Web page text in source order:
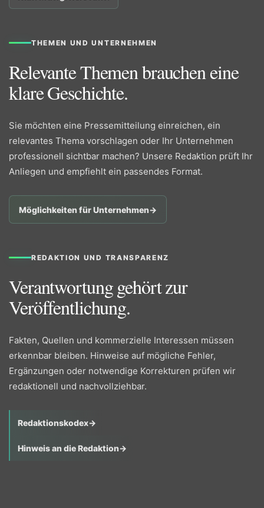
THEMEN UND UNTERNEHMEN
Relevante Themen brauchen eine
klare Geschichte.
Sie möchten eine Pressemitteilung einreichen, ein
relevantes Thema vorschlagen oder Ihr Unternehmen
professionell sichtbar machen? Unsere Redaktion prüft Ihr
Anliegen und empfiehlt ein passendes Format.
Möglichkeiten für Unternehmen→
REDAKTION UND TRANSPARENZ
Verantwortung gehört zur
Veröffentlichung.
Fakten, Quellen und kommerzielle Interessen müssen
erkennbar bleiben. Hinweise auf mögliche Fehler,
Ergänzungen oder notwendige Korrekturen prüfen wir
redaktionell und nachvollziehbar.
Redaktionskodex→
Hinweis an die Redaktion→